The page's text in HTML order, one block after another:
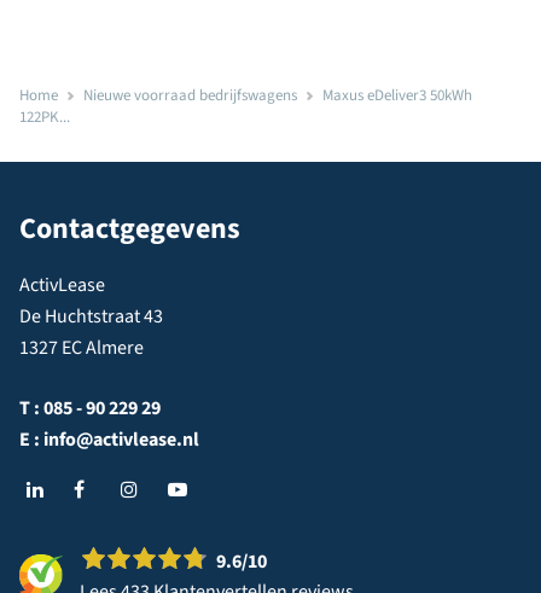
Home Nieuwe voorraad bedrijfswagens
Maxus eDeliver3 50kWh
122PK...
Contactgegevens
ActivLease
De Huchtstraat 43
1327 EC Almere
T :085 - 90 229 29
E : info@activlease.nl
9.6/10